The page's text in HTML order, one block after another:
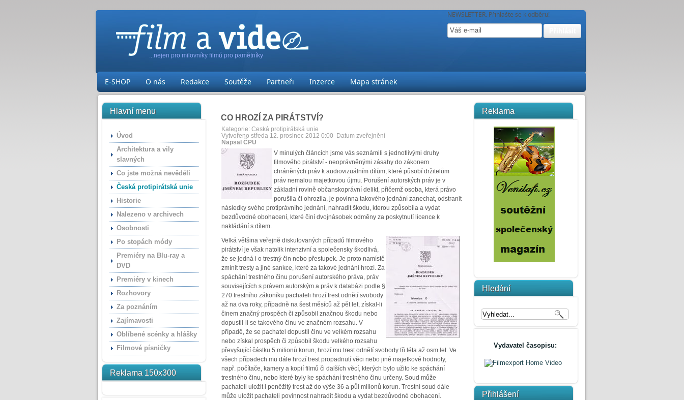
NEWSLETTER. Přihlašte se k odběru!
...nejen pro milovníky filmů pro pamětníky
E-SHOP O nás Redakce Soutěže Partneři Inzerce Mapa stránek
Hlavní menu
Úvod
Architektura a vily
slavných
Co jste možná nevěděli
Česká protipirátská unie
Historie
Nalezeno v archivech
Osobnosti
Po stopách módy
Premiéry na Blu-ray a
DVD
Premiéry v kinech
Rozhovory
Za poznáním
Zajímavosti
Oblíbené scénky a hlášky
Filmové písničky
Reklama 150x300
CO HROZÍ ZA PIRÁTSTVÍ?
Kategorie: Česká protipirátská unie
Vytvořeno středa 12. prosinec 2012 0:00
Datum zveřejnění
Napsal ČPU
V minulých článcích jsme vás seznámili s jednotlivými druhy
filmového pirátství - neoprávněnými zásahy do zákonem
chráněných práv k audiovizuálním dílům, které působí držitelům
práv nemalou majetkovou újmu. Porušení autorských práv je v
základní rovině občanskoprávní delikt, přičemž osoba, která právo
porušila či ohrozila, je povinna takového jednání zanechat, odstranit
následky svého protiprávního jednání, nahradit škodu, kterou způsobila a vydat
bezdůvodné obohacení, které činí dvojnásobek odměny za poskytnutí licence k
nakládání s dílem.
Velká většina veřejně diskutovaných případů filmového
pirátství je však natolik intenzivní a společensky škodlivá,
že se jedná i o trestný čin nebo přestupek. Je proto namístě
zmínit tresty a jiné sankce, které za takové jednání hrozí. Za
spáchání trestného činu porušení autorského práva, práv
souvisejících s právem autorským a práv k databázi podle §
270 trestního zákoníku pachateli hrozí trest odnětí svobody
až na dva roky, případně na šest měsíců až pět let, získal-li
činem značný prospěch či způsobil značnou škodu nebo
dopustil-li se takového činu ve značném rozsahu. V
případě, že se pachatel dopustil činu ve velkém rozsahu
nebo získal prospěch či způsobil škodu velkého rozsahu
převyšující částku 5 milionů korun, hrozí mu trest odnětí svobody tři léta až osm let. Ve
všech případech mu dále hrozí trest propadnutí věci nebo jiné majetkové hodnoty,
např. počítače, kamery a kopií filmů či dalších věcí, kterých bylo užito ke spáchání
trestného činu, nebo které byly ke spáchání trestného činu určeny. Soud může
pachateli uložit i peněžitý trest až do výše 36 a půl milionů korun. Trestní soud dále
může uložit pachateli povinnost nahradit škodu a vydat bezdůvodné obohacení.
Reklama
Hledání
Vydavatel časopisu:
Přihlášení